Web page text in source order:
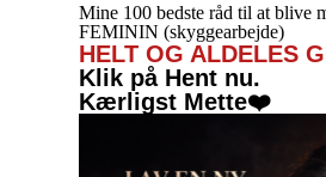
Mine 100 bedste råd til at blive
FEMININ (skyggearbejde)
HELT OG ALDELES
Klik på Hent nu.
Kærligst Mette❤️